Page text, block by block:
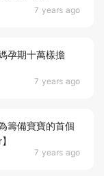
7 years ago
7 years ago
孕期十萬樣擔
7 years ago
籌備寶寶的首個